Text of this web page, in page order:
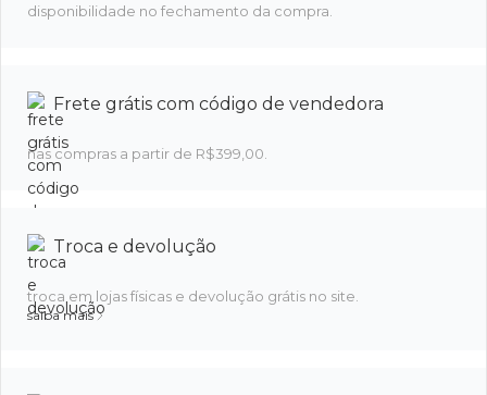
disponibilidade no fechamento da compra.
Frete grátis com código de vendedora
nas compras a partir de R$399,00.
Troca e devolução
troca em lojas físicas e devolução grátis no site.
saiba mais